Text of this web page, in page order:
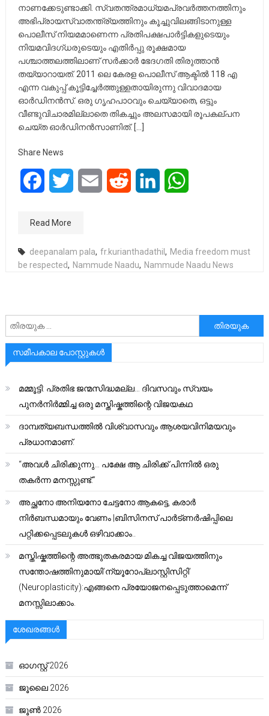
നാണക്കേടുണ്ടാക്കി. സ്വതന്ത്രമാധ്യമപ്രവര്‍ത്തനത്തിനും
അഭിപ്രായസ്വാതന്ത്ര്യത്തിനും കൂച്ചുവിലങ്ങിടാനുള്ള
പൊലീസ് നിയമമാണെന്ന പ്രതിപക്ഷപാര്‍ട്ടികളുടെയും
നിയമവിദഗ്ധരുടെയും എതിര്‍പ്പു രൂക്ഷമായ
പശ്ചാത്തലത്തിലാണ് സര്‍ക്കാര്‍ ഭേദഗതി തിരുത്താന്‍
തയ്യാറായത്. 2011 ലെ കേരള പൊലീസ് ആക്ടില്‍ 118 എ
എന്ന വകുപ്പ് കൂട്ടിച്ചേര്‍ത്തുള്ളതായിരുന്നു വിവാദമായ
ഓര്‍ഡിനന്‍സ്. ഒരു ഗൃഹപാഠവും ചെയ്യാതെ, ഒട്ടും
വീണ്ടുവിചാരമില്ലാതെ തികച്ചും അലസമായി രൂപകല്പന
ചെയ്ത ഓര്‍ഡിനന്‍സാണിത്. […]
Share News
FacebookTwitter Email Reddit LinkedIn
Read More
deepanalam pala, fr.kurianthadathil, Media freedom must
be respected, Nammude Naadu, Nammude Naadu News
അനേഷിക്കുക
സമീപകാല പോസ്റ്റുകൾ
മമ്മൂട്ടി: പ്രതിഭ ജന്മസിദ്ധമല്ല… ദിവസവും സ്വയം
പുനർനിർമ്മിച്ച ഒരു മസ്തിഷ്കത്തിന്റെ വിജയകഥ
ദാമ്പത്യബന്ധത്തിൽ വിശ്വാസവും ആശയവിനിമയവും
പ്രധാനമാണ്.
“അവൾ ചിരിക്കുന്നു… പക്ഷേ ആ ചിരിക്ക് പിന്നിൽ ഒരു
തകർന്ന മനസ്സുണ്ട്.”
അച്ഛനോ അനിയനോ ചേട്ടനോ ആകട്ടെ, കരാർ
നിർബന്ധമായും വേണം |ബിസിനസ് പാർട്ണർഷിപ്പിലെ
പറ്റിക്കപ്പെടലുകൾ ഒഴിവാക്കാം..
മസ്തിഷ്കത്തിന്റെ അത്ഭുതകരമായ മികച്ച വിജയത്തിനും
സന്തോഷത്തിനുമായി’ന്യൂറോപ്ലാസ്റ്റിസിറ്റി’
(Neuroplasticity):എങ്ങനെ പ്രയോജനപ്പെടുത്താമെന്ന്
മനസ്സിലാക്കാം.
ശേഖരങ്ങൾ
ഓഗസ്റ്റ്‌ 2026
ജൂലൈ 2026
ജൂൺ 2026